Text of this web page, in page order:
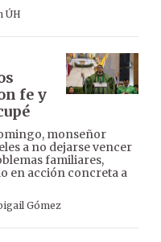
ÚH
fe y
monseñor
a no dejarse vencer
familiares,
en acción concreta a
Gómez